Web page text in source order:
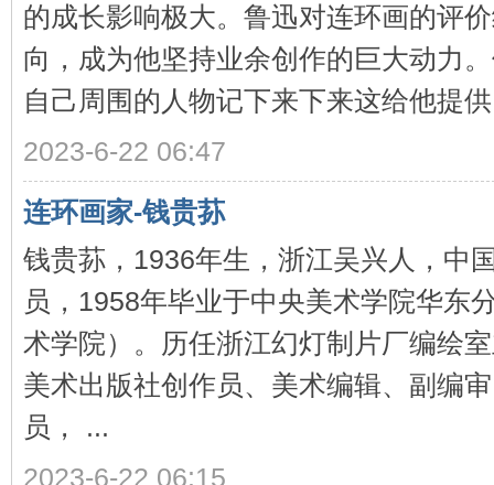
的成长影响极大。鲁迅对连环画的评
向，成为他坚持业余创作的巨大动力
自己周围的人物记下来下来这给他提
2023-6-22 06:47
连环画家-钱贵荪
钱贵荪，1936年生，浙江吴兴人，中
员，1958年毕业于中央美术学院华东
术学院）。历任浙江幻灯制片厂编绘
美术出版社创作员、美术编辑、副编
员， ...
2023-6-22 06:15